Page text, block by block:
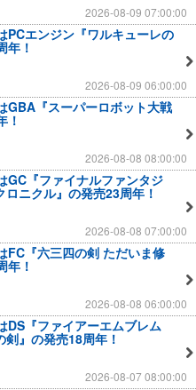
2026-08-09 07:00:00
PCエンジン『ワルキューレの
年！
2026-08-09 06:00:00
GBA『スーパーロボット大戦
！
2026-08-08 08:00:00
GC『ファイナルファンタジ
ロニクル』の発売23周年！
2026-08-08 07:00:00
FC『六三四の剣 ただいま修
年！
2026-08-08 06:00:00
DS『ファイアーエムブレム
』の発売18周年！
2026-08-07 08:00:00